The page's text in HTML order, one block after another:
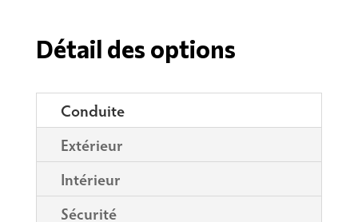
Détail des options
Conduite
Extérieur
Intérieur
Sécurité